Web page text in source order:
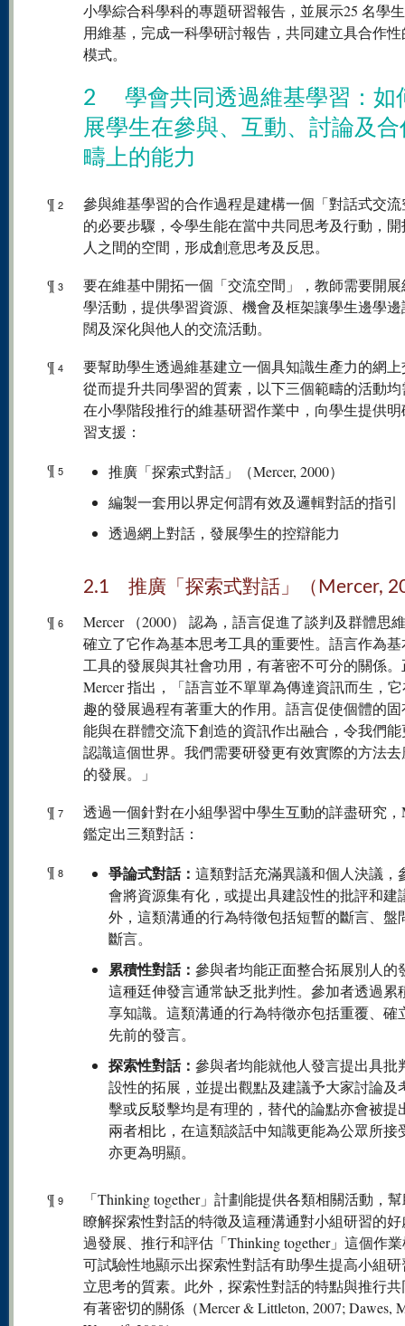
小學綜合科學科的專題研習報告，並展示25 名學
用維基，完成一科學研討報告，共同建立具合作
模式。
2 學會共同透過維基學習：如
展學生在參與、互動、討論及合
疇上的能力
¶ 2
參與維基學習的合作過程是建構一個「對話式交
的必要步驟，令學生能在當中共同思考及行動，
人之間的空間，形成創意思考及反思。
¶ 3
要在維基中開拓一個「交流空間」，教師需要開
學活動，提供學習資源、機會及框架讓學生邊學
闊及深化與他人的交流活動。
¶ 4
要幫助學生透過維基建立一個具知識生產力的網
從而提升共同學習的質素，以下三個範疇的活動
在小學階段推行的維基研習作業中，向學生提供
習支援：
¶ 5
推廣「探索式對話」（Mercer, 2000）
編製一套用以界定何謂有效及邏輯對話的指引
透過網上對話，發展學生的控辯能力
2.1 推廣「探索式對話」（Mercer,
¶ 6
Mercer （2000） 認為，語言促進了談判及群體思
確立了它作為基本思考工具的重要性。語言作為
工具的發展與其社會功用，有著密不可分的關係。
Mercer 指出，「語言並不單單為傳達資訊而生，
趣的發展過程有著重大的作用。語言促使個體的
能與在群體交流下創造的資訊作出融合，令我們
認識這個世界。我們需要研發更有效實際的方法
的發展。」
¶ 7
透過一個針對在小組學習中學生互動的詳盡研究，
鑑定出三類對話：
¶ 8 爭論式對話： 這類對話充滿異議和個人決議，
會將資源集有化，或提出具建設性的批評和建
外，這類溝通的行為特徵包括短暫的斷言、盤
斷言。
累積性對話： 參與者均能正面整合拓展別人的
這種廷伸發言通常缺乏批判性。參加者透過累
享知識。這類溝通的行為特徵亦包括重覆、確
先前的發言。
探索性對話： 參與者均能就他人發言提出具批
設性的拓展，並提出觀點及建議予大家討論及
擊或反駁擊均是有理的，替代的論點亦會被提
兩者相比，在這類談話中知識更能為公眾所接
亦更為明顯。
¶ 9
「Thinking together」計劃能提供各類相關活動，
瞭解探索性對話的特徵及這種溝通對小組研習的
過發展、推行和評估「Thinking together」這個作
可試驗性地顯示出探索性對話有助學生提高小組
立思考的質素。此外，探索性對話的特點與推行
有著密切的關係（Mercer & Littleton, 2007; Dawes,